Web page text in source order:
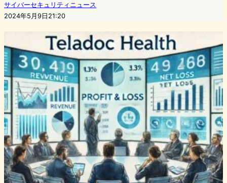
サイバーセキュリティニュース
2024年5月9日21:20